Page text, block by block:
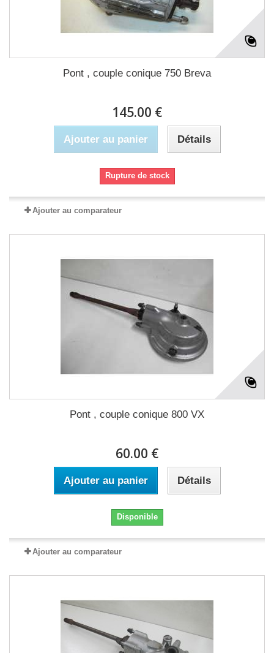
Pont , couple conique 750 Breva
145.00 €
Ajouter au panier Détails
Rupture de stock
Ajouter au comparateur
Pont , couple conique 800 VX
60.00 €
Ajouter au panier Détails
Disponible
Ajouter au comparateur